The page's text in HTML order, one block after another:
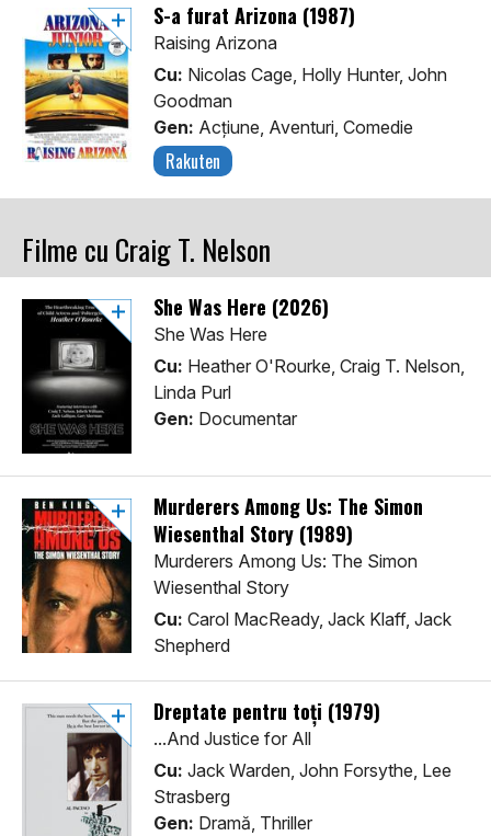
S-a furat Arizona (1987)
Raising Arizona
Cu: Nicolas Cage, Holly Hunter, John
Goodman
Gen: Acţiune, Aventuri, Comedie
Rakuten
Filme cu Craig T. Nelson
She Was Here (2026)
She Was Here
Cu: Heather O'Rourke, Craig T. Nelson,
Linda Purl
Gen: Documentar
Murderers Among Us: The Simon
Wiesenthal Story (1989)
Murderers Among Us: The Simon
Wiesenthal Story
Cu: Carol MacReady, Jack Klaff, Jack
Shepherd
Dreptate pentru toți (1979)
...And Justice for All
Cu: Jack Warden, John Forsythe, Lee
Strasberg
Gen: Dramă, Thriller